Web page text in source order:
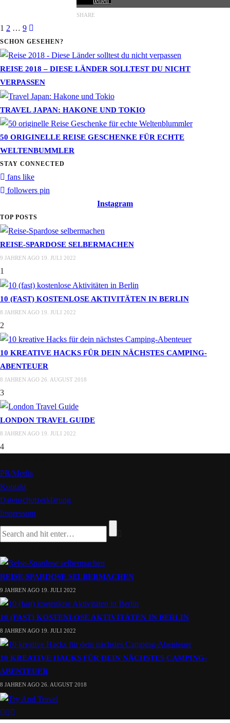
SHARE
1 2 … 9
SCHON GESEHEN?
REISE 2018 – DIESE LÄNDER SOLLTEST DU NICHT
VERPASSEN
TRAVEL JAPAN: HAKONE UND TOKIO
50 ORIGINELLE REISE GESCHENKE FÜR ECHTE
WELTENBUMMLER
STAY CONNECTED
fans like
followers pin
Instagram
TOP POSTS
REISE-SPARDOSE SELBERMACHEN
9 JAHREN AGO 19. JULI 2022
1
10 (FAST) KOSTENLOSE AKTIVITÄTEN IN BERLIN
8 JAHREN AGO 19. JULI 2022
2
10 KREATIVE HACKS FÜR DEIN NÄCHSTES CAMPING-
ABENTEUER
8 JAHREN AGO 26. AUGUST 2018
3
LONDON TRAVEL GUIDE
8 JAHREN AGO 19. JULI 2022
4
PR/Media
Kontakt
Datenschutzerklärung
Impressum
REISE-SPARDOSE SELBERMACHEN
9 JAHREN AGO 19. JULI 2022
10 (FAST) KOSTENLOSE AKTIVITÄTEN IN BERLIN
8 JAHREN AGO 19. JULI 2022
10 KREATIVE HACKS FÜR DEIN NÄCHSTES CAMPING-
ABENTEUER
8 JAHREN AGO 26. AUGUST 2018